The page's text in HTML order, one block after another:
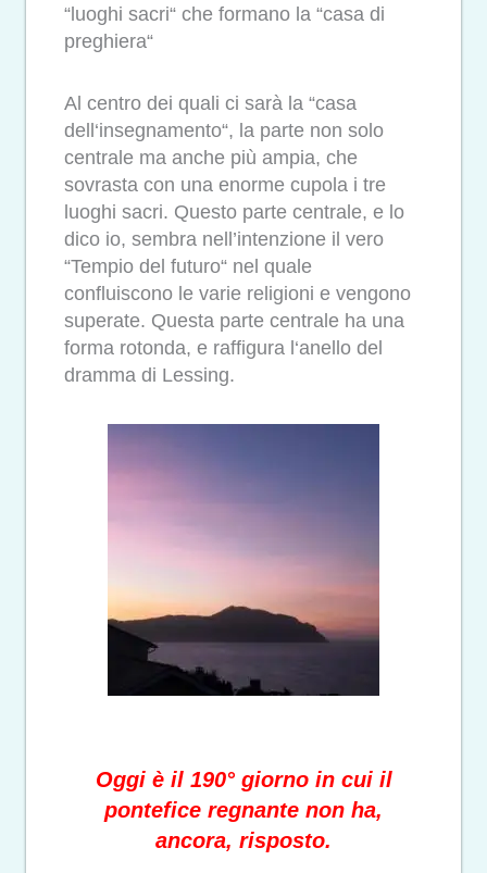
“luoghi sacri“ che formano la “casa di
preghiera“
Al centro dei quali ci sarà la “casa
dell‘insegnamento“, la parte non solo
centrale ma anche più ampia, che
sovrasta con una enorme cupola i tre
luoghi sacri. Questo parte centrale, e lo
dico io, sembra nell’intenzione il vero
“Tempio del futuro“ nel quale
confluiscono le varie religioni e vengono
superate. Questa parte centrale ha una
forma rotonda, e raffigura l‘anello del
dramma di Lessing.
Oggi è il 190° giorno in cui il
pontefice regnante non ha,
ancora, risposto.